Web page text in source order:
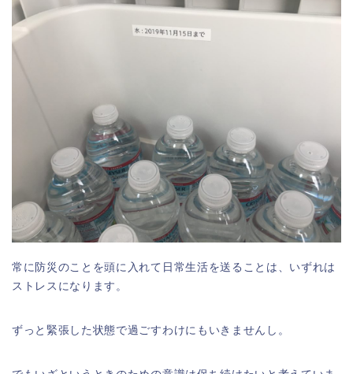
常に防災のことを頭に入れて日常生活を送ることは、いずれは
ストレスになります。
ずっと緊張した状態で過ごすわけにもいきませんし。